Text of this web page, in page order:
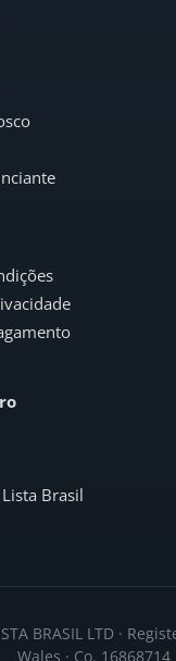
Brasil
BRASIL LTD ·
Wales · Co. 16868714